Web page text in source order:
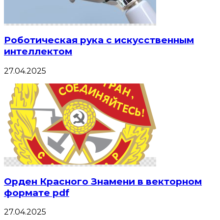
Роботическая рука с искусственным
интеллектом
27.04.2025
Орден Красного Знамени в векторном
формате pdf
27.04.2025